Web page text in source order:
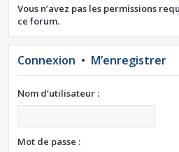
Vous n’avez pas les permissions
ce forum.
Connexion • M’enregistrer
Nom d’utilisateur :
Mot de passe :